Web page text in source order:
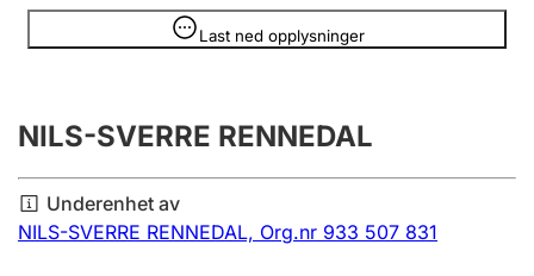
Registrere, endre, slette
Årsregnskap
Innsending og forsinkelsesgebyr
Last ned opplysninger
Opplysninger er skjult
NILS-SVERRE RENNEDAL
Underenhet av
NILS-SVERRE RENNEDAL, Org.nr 933 507 831